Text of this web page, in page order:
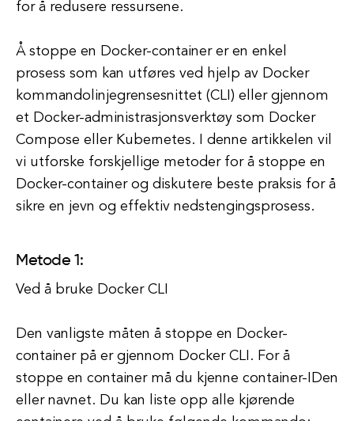
for å redusere ressursene.
Å stoppe en Docker-container er en enkel
prosess som kan utføres ved hjelp av Docker
kommandolinjegrensesnittet (CLI) eller gjennom
et Docker-administrasjonsverktøy som Docker
Compose eller Kubernetes. I denne artikkelen vil
vi utforske forskjellige metoder for å stoppe en
Docker-container og diskutere beste praksis for å
sikre en jevn og effektiv nedstengingsprosess.
Metode 1:
Ved å bruke Docker CLI
Den vanligste måten å stoppe en Docker-
container på er gjennom Docker CLI. For å
stoppe en container må du kjenne container-IDen
eller navnet. Du kan liste opp alle kjørende